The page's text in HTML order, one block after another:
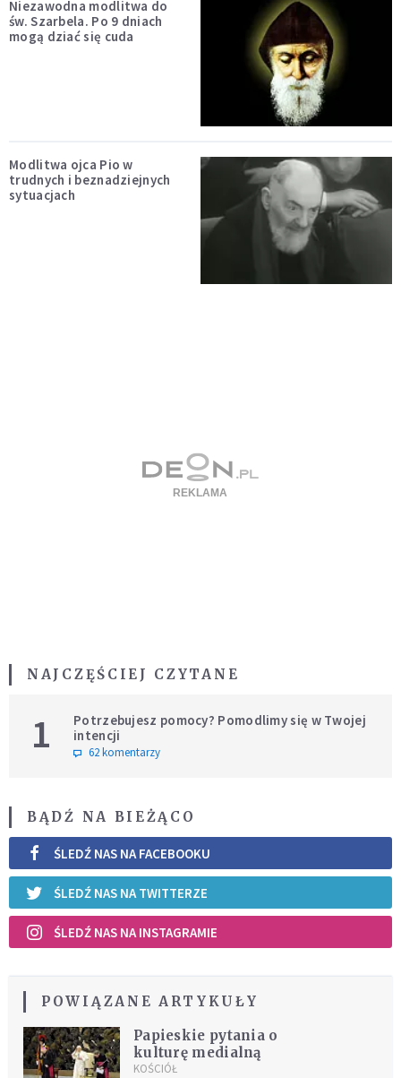
Niezawodna modlitwa do
św. Szarbela. Po 9 dniach
mogą dziać się cuda
Modlitwa ojca Pio w
trudnych i beznadziejnych
sytuacjach
NAJCZĘŚCIEJ CZYTANE
1
Potrzebujesz pomocy? Pomodlimy się w Twojej
intencji
62 komentarzy
BĄDŹ NA BIEŻĄCO
ŚLEDŹ NAS NA FACEBOOKU
ŚLEDŹ NAS NA TWITTERZE
ŚLEDŹ NAS NA INSTAGRAMIE
POWIĄZANE ARTYKUŁY
Papieskie pytania o
kulturę medialną
KOŚCIÓŁ